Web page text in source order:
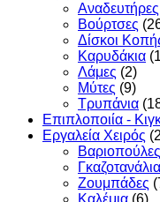
Αναδευτήρες
Βούρτσες
Δίσκοι
Καρυδάκια
Λάμες (2)
Μύτες (9)
Τρυπάνια
Επιπλοποιία -
Εργαλεία Χειρός
Βαριοπούλες
Γκαζοτανάλια
Ζουμπάδες
Καλέμια (6)